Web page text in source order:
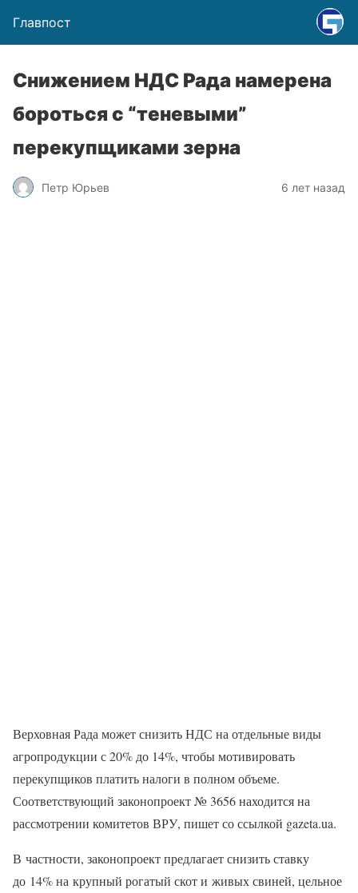
Главпост
Снижением НДС Рада намерена
бороться с “теневыми”
перекупщиками зерна
Петр Юрьев 6 лет назад
Верховная Рада может снизить НДС на отдельные виды
агропродукции с 20% до 14%, чтобы мотивировать
перекупщиков платить налоги в полном объеме.
Соответствующий законопроект № 3656 находится на
рассмотрении комитетов ВРУ, пишет со ссылкой gazeta.ua.
В частности, законопроект предлагает снизить ставку
до 14% на крупный рогатый скот и живых свиней, цельное